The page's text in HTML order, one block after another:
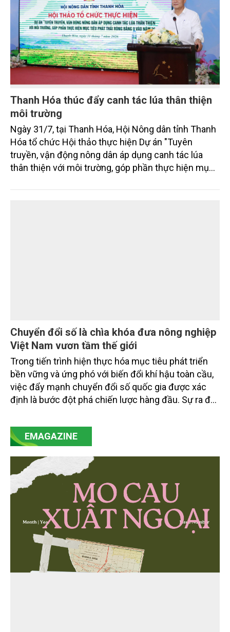
Thanh Hóa thúc đẩy canh tác lúa thân thiện
môi trường
Ngày 31/7, tại Thanh Hóa, Hội Nông dân tỉnh Thanh
Hóa tổ chức Hội thảo thực hiện Dự án "Tuyên
truyền, vận động nông dân áp dụng canh tác lúa
thân thiện với môi trường, góp phần thực hiện mục
trình thu hút sự tham gia của đông đảo đại biểu đến
Chuyển đổi số là chìa khóa đưa nông nghiệp
Việt Nam vươn tầm thế giới
Trong tiến trình hiện thực hóa mục tiêu phát triển
bền vững và ứng phó với biến đổi khí hậu toàn cầu,
việc đẩy mạnh chuyển đổi số quốc gia được xác
định là bước đột phá chiến lược hàng đầu. Sự ra đời
mạnh mẽ, thúc đẩy quá trình cải cách toàn diện,
minh bạch hóa chuỗi cung ứng và nâng cao hiệu
then chốt là nông nghiệp và môi trường.
EMAGAZINE